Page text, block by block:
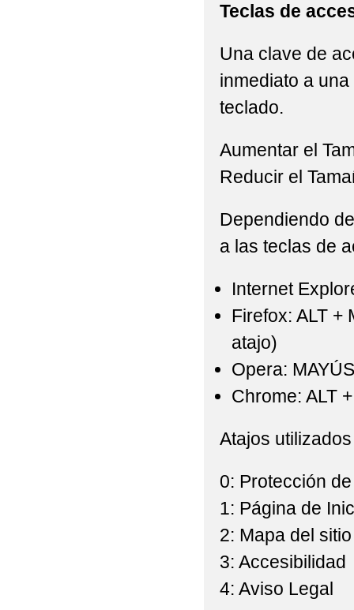
Teclas de
Una clave de
inmediato a
teclado.
Aumentar el
Reducir el
Dependiendo
a las teclas de
Internet
Firefox: ALT +
atajo)
Opera:
Chrome: ALT
Atajos
0: Protección
1: Página de
2: Mapa del sitio
3: Accesibilidad
4: Aviso Legal